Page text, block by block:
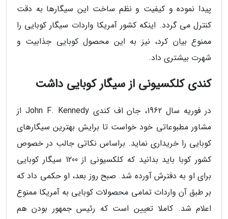
پیدا نموده و کیفیت و نظم ساخت این سیگارها به دقت
کنترل می گردد. اینکه کشور آمریکا واردات سیگار کوبایی را
ممنوع بیان کرد، نیز به این محصول کوبایی جذابیت و
شهرت بیشتری داد.
کندی کلکسیونی از سیگار کوبایی داشت
در فوریه سال 1962، جان اف کندی John F. Kennedy از
مشاور مطبوعاتی خود خواست تا برایش بهترین سیگارهای
کوبایی را خریداری نماید. براساس نکاتی جالب در خصوص
کشور کوبا باید بدانید که کلکسیونی از 1200 سیگار کوبایی
برای او به دفترش آورده شد. صبح روز بعد، او حکمی داد که
بر طبق آن واردات تمامی محصولات کوبایی به آمریکا ممنوع
اعلام شد. کاملا تعیین است که رئیس جمهور بودن هم